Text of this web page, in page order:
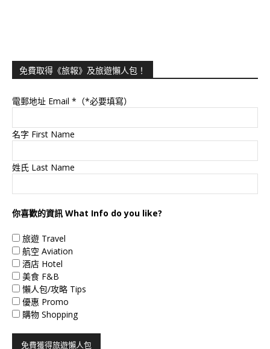
免費取得《旅報》及旅遊懶人包！
電郵地址 Email *（*必要填寫）
名字 First Name
姓氏 Last Name
你喜歡的資訊 What Info do you like?
旅遊 Travel
航空 Aviation
酒店 Hotel
美食 F&B
懶人包/攻略 Tips
優惠 Promo
購物 Shopping